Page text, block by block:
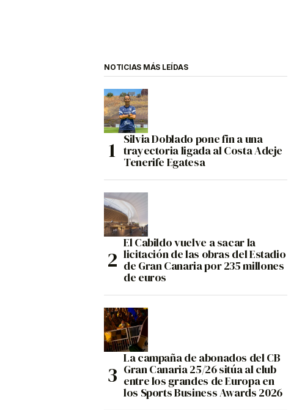
NOTICIAS MÁS LEÍDAS
Silvia Doblado pone fin a una
trayectoria ligada al Costa Adeje
Tenerife Egatesa
El Cabildo vuelve a sacar la
licitación de las obras del Estadio
de Gran Canaria por 235 millones
de euros
La campaña de abonados del CB
Gran Canaria 25/26 sitúa al club
entre los grandes de Europa en
los Sports Business Awards 2026